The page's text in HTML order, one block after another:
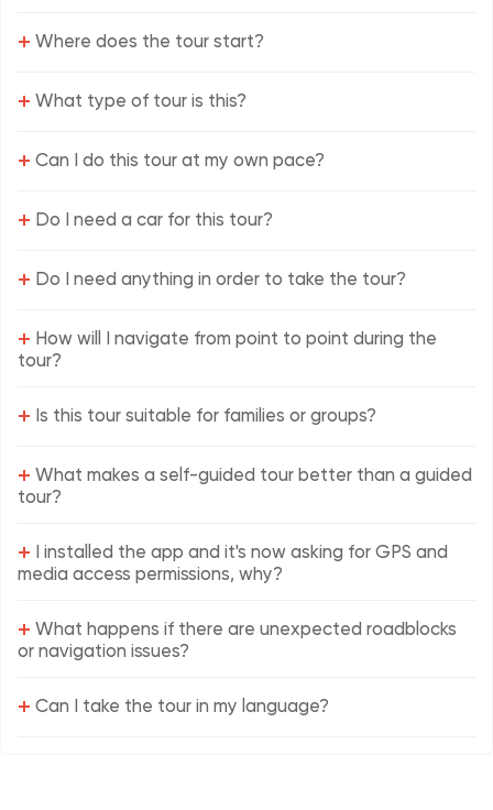
+ Where does the tour start?
+ What type of tour is this?
+ Can I do this tour at my own pace?
+ Do I need a car for this tour?
+ Do I need anything in order to take the tour?
+ How will I navigate from point to point during the
tour?
+ Is this tour suitable for families or groups?
+ What makes a self-guided tour better than a guided
tour?
+ I installed the app and it's now asking for GPS and
media access permissions, why?
+ What happens if there are unexpected roadblocks
or navigation issues?
+ Can I take the tour in my language?